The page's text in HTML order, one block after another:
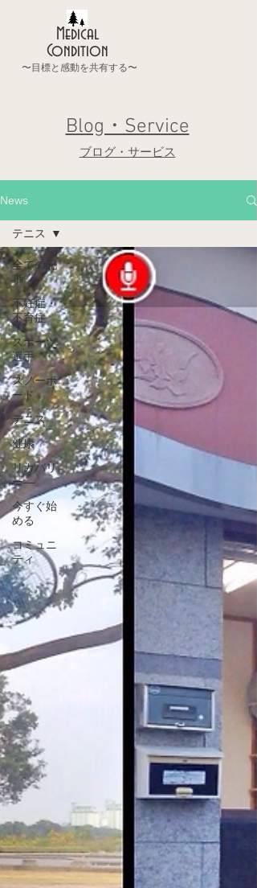
Medical
Condition
〜目標と感動を共有する〜
Blog・Service
ブログ・サービス
News
全ての記
事
不妊症・
不育症
スポーツ
選手
スノーボ
ード
テニス
健康
リカバリ
ー―
今すぐ始
める
コミュニ
ティ
テニス